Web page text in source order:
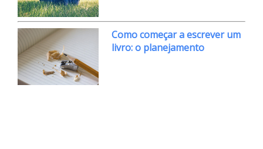
Como começar a escrever um
livro: o planejamento